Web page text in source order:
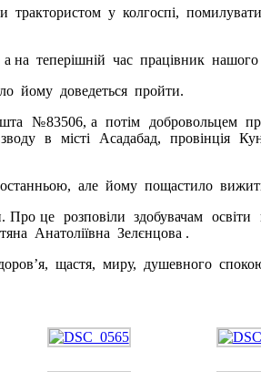
трактористом у колгоспі,
на теперішній час працівник
йому доведеться пройти.
№83506, а потім добровольцем
в місті Асадабад,
але йому пощастило
розповіли здобувачам освіти
Анатоліївна Зелєнцова .
щастя, миру, душевного